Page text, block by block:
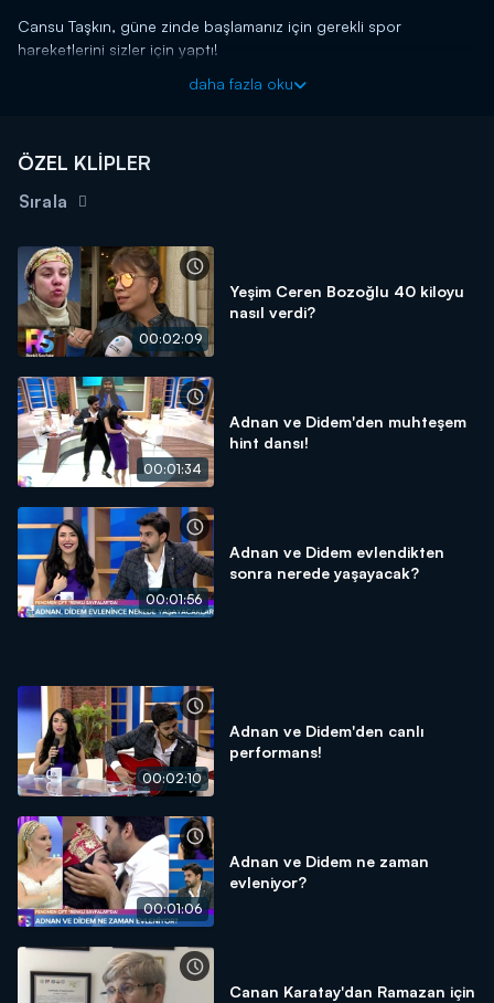
Cansu Taşkın, güne zinde başlamanız için gerekli spor
hareketlerini sizler için yaptı!
daha fazla oku
ÖZEL KLİPLER
Sırala
00:02:09
Yeşim Ceren Bozoğlu 40 kiloyu
nasıl verdi?
00:01:34
Adnan ve Didem'den muhteşem
hint dansı!
00:01:56
Adnan ve Didem evlendikten
sonra nerede yaşayacak?
00:02:10
Adnan ve Didem'den canlı
performans!
00:01:06
Adnan ve Didem ne zaman
evleniyor?
Canan Karatay'dan Ramazan için